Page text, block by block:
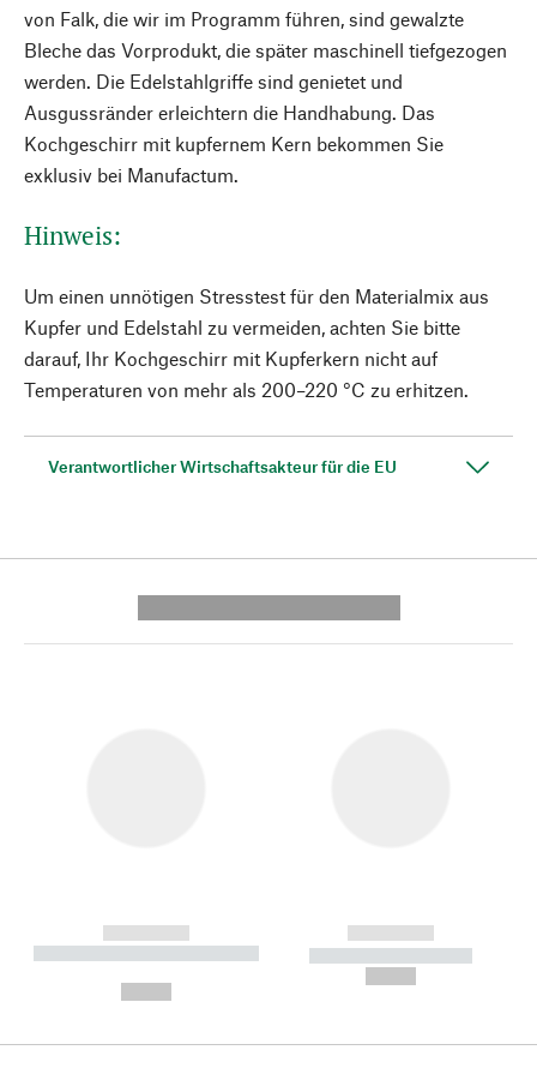
von Falk, die wir im Programm führen, sind gewalzte
Bleche das Vorprodukt, die später maschinell tiefgezogen
werden. Die Edelstahlgriffe sind genietet und
Ausgussränder erleichtern die Handhabung. Das
Kochgeschirr mit kupfernem Kern bekommen Sie
exklusiv bei Manufactum.
Hinweis:
Um einen unnötigen Stresstest für den Materialmix aus
Kupfer und Edelstahl zu vermeiden, achten Sie bitte
darauf, Ihr Kochgeschirr mit Kupferkern nicht auf
Temperaturen von mehr als 200–220 °C zu erhitzen.
Verantwortlicher Wirtschaftsakteur für die EU
------------
----------- ----------- --------
------------
----------- -----------